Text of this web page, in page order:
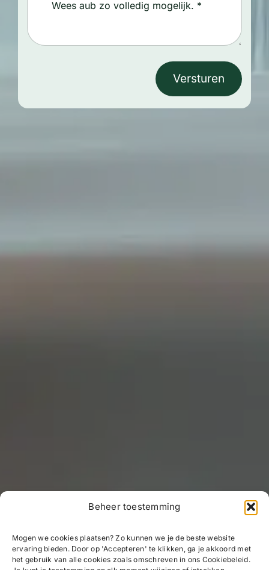
Beheer toestemming
Mogen we cookies plaatsen? Zo kunnen we je de beste website
ervaring bieden. Door op 'Accepteren' te klikken, ga je akkoord met
het gebruik van alle cookies zoals omschreven in ons Cookiebeleid.
Versturen